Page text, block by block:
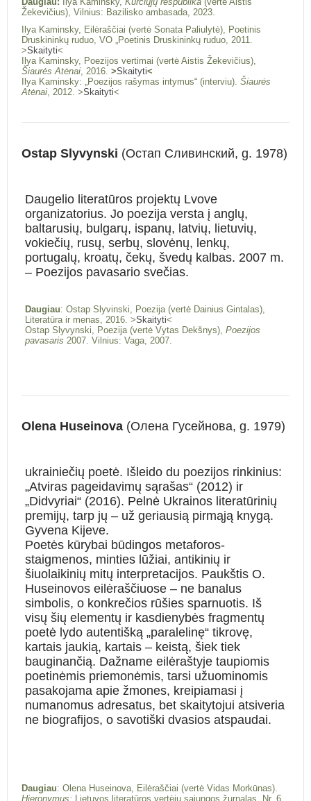
Žekevičius), Vilnius: Bazilisko ambasada, 2023.
Ilya Kaminsky, Eilėraščiai (vertė Sonata Paliulytė), Poetinis
Druskininkų ruduo, VO „Poetinis Druskininkų ruduo, 2011.
>Skaityti<
Ilya Kaminsky, Poezijos vertimai (vertė Aistis Žekevičius),
Šiaurės Atėnai , 2016. >Skaityti<
Ilya Kaminsky: „Poezijos rašymas intymus“ (interviu).Šiaurės
Atėnai , 2012. >Skaityti<
Ostap Slyvynski (Остап Сливинский, g. 1978)
Daugelio literatūros projektų Lvove
organizatorius. Jo poezija versta į anglų,
baltarusių, bulgarų, ispanų, latvių, lietuvių,
vokiečių, rusų, serbų, slovėnų, lenkų,
portugalų, kroatų, čekų, švedų kalbas. 2007 m.
– Poezijos pavasario svečias.
Daugiau: Ostap Slyvinski, Poezija (vertė Dainius Gintalas),
Literatūra ir menas, 2016. >Skaityti<
Ostap Slyvynski, Poezija (vertė Vytas Dekšnys),Poezijos
pavasaris 2007. Vilnius: Vaga, 2007.
Olena Huseinova (Олена Гусейнова, g. 1979)
ukrainiečių poetė. Išleido du poezijos rinkinius:
„Atviras pageidavimų sąrašas“ (2012) ir
„Didvyriai“ (2016). Pelnė Ukrainos literatūrinių
premijų, tarp jų – už geriausią pirmąją knygą.
Gyvena Kijeve.
Poetės kūrybai būdingos metaforos-
staigmenos, minties lūžiai, antikinių ir
šiuolaikinių mitų interpretacijos. Paukštis O.
Huseinovos eilėraščiuose – ne banalus
simbolis, o konkrečios rūšies sparnuotis. Iš
visų šių elementų ir kasdienybės fragmentų
poetė lydo autentišką „paralelinę“ tikrovę,
kartais jaukią, kartais – keistą, šiek tiek
bauginančią. Dažname eilėraštyje taupiomis
poetinėmis priemonėmis, tarsi užuominomis
pasakojama apie žmones, kreipiamasi į
numanomus adresatus, bet skaitytojui atsiveria
ne biografijos, o savotiški dvasios atspaudai.
Daugiau: Olena Huseinova, Eilėraščiai (vertė Vidas Morkūnas).
Hieronymus: Lietuvos literatūros vertėjų sąjungos žurnalas, Nr. 6,